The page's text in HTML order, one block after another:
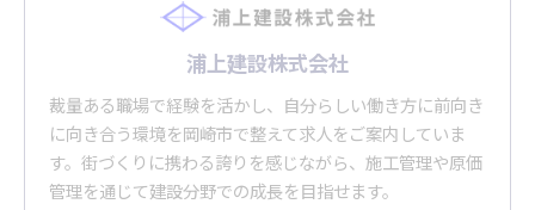
浦上建設株式会社
裁量ある職場で経験を活かし、自分らしい働き方に前向き
に向き合う環境を岡崎市で整えて求人をご案内していま
す。街づくりに携わる誇りを感じながら、施工管理や原価
管理を通じて建設分野での成長を目指せます。